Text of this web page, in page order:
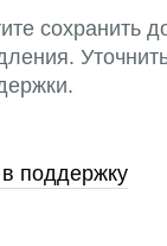
сохранить
поддержку